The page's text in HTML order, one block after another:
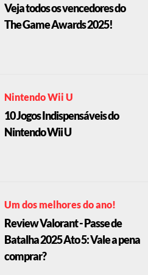
Veja todos os vencedores do
The Game Awards 2025!
Nintendo Wii U
10 Jogos Indispensáveis do
Nintendo Wii U
Um dos melhores do ano!
Review Valorant - Passe de
Batalha 2025 Ato 5: Vale a pena
comprar?